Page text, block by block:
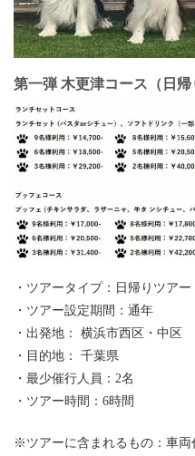
第一弾 木更津コース（日帰
・ツアータイプ：日帰りツアー
・ツアー設定期間：通年
・出発地： 横浜市西区・中区
・目的地： 千葉県
・最少催行人員：2名
・ツアー時間：6時間
※ツアーに含まれるもの：車両